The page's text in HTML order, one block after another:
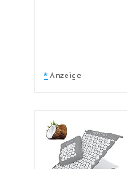
* Anzeige